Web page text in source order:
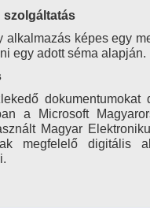
alkalmazás képes egy
egy adott séma alapján.
dokumentumokat
a Microsoft
Magyar
megfelelő digitális